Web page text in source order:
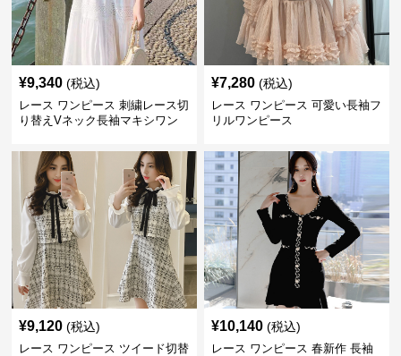
¥9,340 (税込)
レース ワンピース 刺繍レース切
り替えVネック長袖マキシワン
¥7,280 (税込)
レース ワンピース 可愛い長袖フ
リルワンピース
¥9,120 (税込)
レース ワンピース ツイード切替
¥10,140 (税込)
レース ワンピース 春新作 長袖